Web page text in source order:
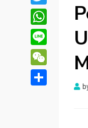
Twitter
WhatsApp
Line
WeChat